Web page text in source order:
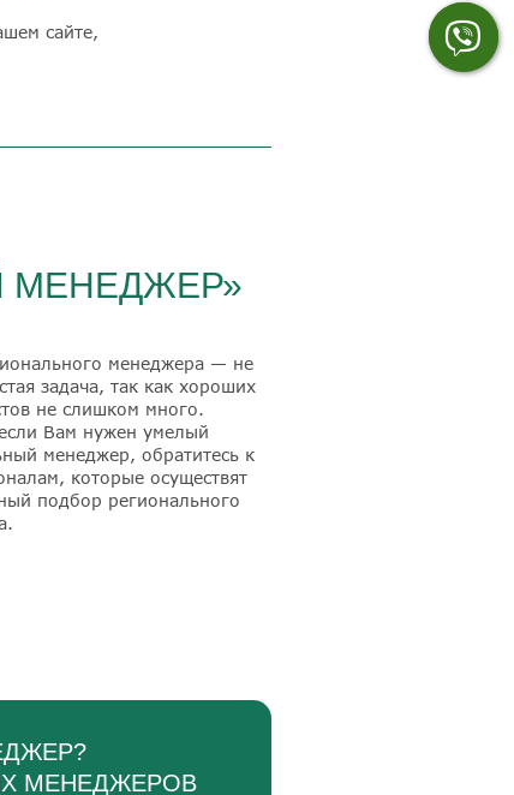
сайте,
МЕНЕДЖЕР»
менеджера — не
задача, так как хороших
не слишком много.
Вам нужен умелый
менеджер, обратитесь к
которые осуществят
подбор регионального
МЕНЕДЖЕРОВ